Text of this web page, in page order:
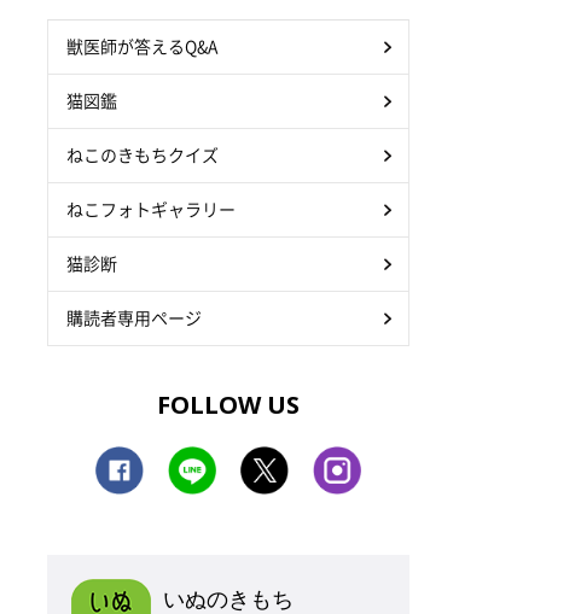
獣医師が答えるQ&A
猫図鑑
ねこのきもちクイズ
ねこフォトギャラリー
猫診断
購読者専用ページ
FOLLOW US
いぬのきもち